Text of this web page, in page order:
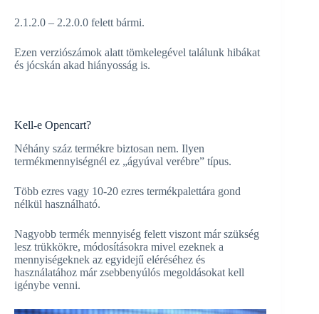
2.1.2.0 – 2.2.0.0 felett bármi.
Ezen verziószámok alatt tömkelegével találunk hibákat
és jócskán akad hiányosság is.
Kell-e Opencart?
Néhány száz termékre biztosan nem. Ilyen
termékmennyiségnél ez „ágyúval verébre” típus.
Több ezres vagy 10-20 ezres termékpalettára gond
nélkül használható.
Nagyobb termék mennyiség felett viszont már szükség
lesz trükkökre, módosításokra mivel ezeknek a
mennyiségeknek az egyidejű eléréséhez és
használatához már zsebbenyúlós megoldásokat kell
igénybe venni.